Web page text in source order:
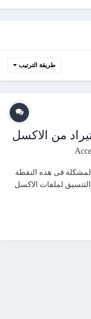
طريقة الترتيب
من الاكسل
لمشكلة فى هذه النقطة
لملفات الاكسل
الدوال منها فى شتى